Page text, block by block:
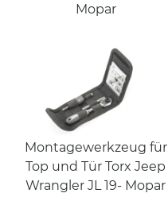
Mopar
Montagewerkzeug für
Top und Tür Torx Jeep
Wrangler JL 19- Mopar